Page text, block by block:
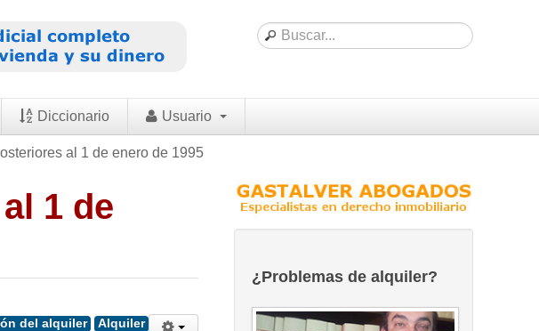
Diccionario Usuario
al 1 de enero de 1995
1 de
del alquiler
Alquiler
¿Problemas de alquiler?